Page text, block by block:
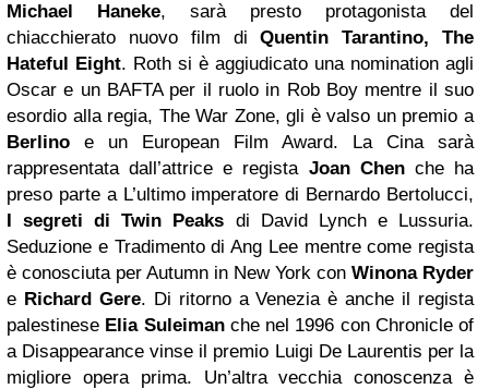
Michael Haneke, sarà presto protagonista del
chiacchierato nuovo film diQuentin Tarantino, The
Hateful Eight. Roth si è aggiudicato una nomination agli
Oscar e un BAFTA per il ruolo in Rob Boy mentre il suo
esordio alla regia, The War Zone, gli è valso un premio a
Berlino e un European Film Award. La Cina sarà
rappresentata dall’attrice e regista Joan Chenche ha
preso parte a L’ultimo imperatore di Bernardo Bertolucci,
I segreti di Twin Peaks di David Lynch e Lussuria.
Seduzione e Tradimento di Ang Lee mentre come regista
è conosciuta per Autumn in New York con Winona Ryder
e Richard Gere. Di ritorno a Venezia è anche il regista
palestinese Elia Suleimanche nel 1996 con Chronicle of
a Disappearance vinse il premio Luigi De Laurentis per la
migliore opera prima. Un’altra vecchia conoscenza è